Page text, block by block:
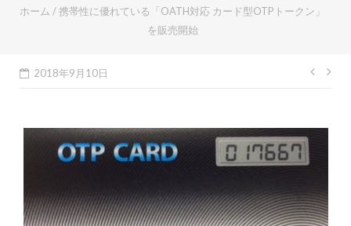
ホーム /携帯性に優れている「OATH対応 カード型OTPトークン」
を販売開始
2018年9月10日
投
ビ
ゲ
ー
シ